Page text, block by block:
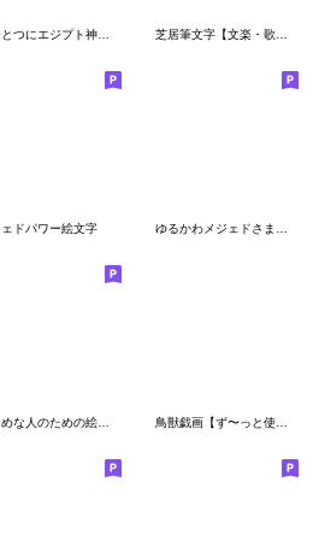
芝居筆文字【文楽・歌舞伎・落語】義太夫
ェドパワー絵文字
控えめな人のための絵文字 鳥獣戯画【ず〜っと使い倒せる敬語絵文字】